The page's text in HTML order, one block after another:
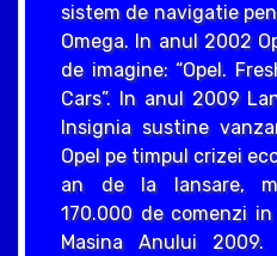
sistem de navigatie
Omega. In anul 2002
de imagine: “Opel.
Cars”. In anul 2009
Insignia sustine
Opel pe timpul crizei
an de la lansare,
170.000 de comenzi
Masina Anului